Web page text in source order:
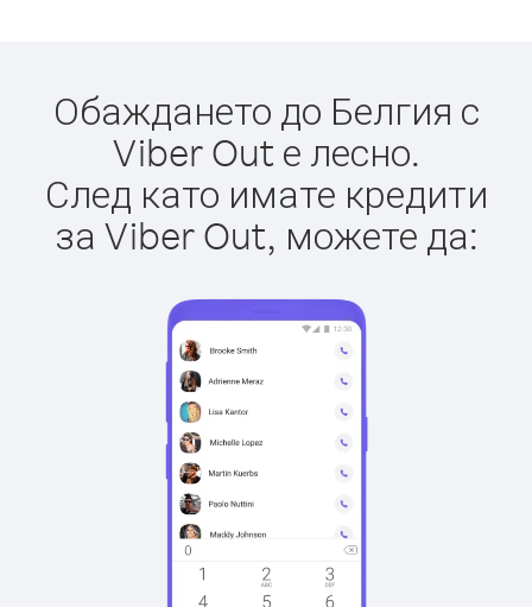
Обаждането до Белгия с
Viber Out е лесно.
След като имате кредити
за Viber Out, можете да: